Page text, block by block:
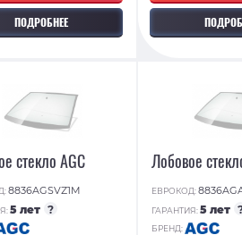
ПОДРОБНЕЕ
стекло AGC
8836AGSVZ1M
5 лет ?
Лобовое
ЕВРОКОД:
ГАРАНТИЯ:5 лет
БРЕНД: